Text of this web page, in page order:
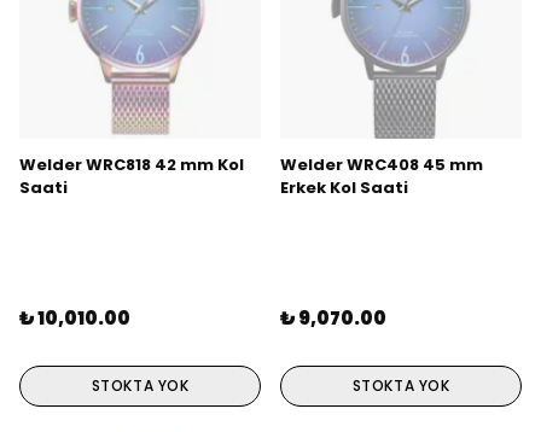
Welder WRC818 42 mm Kol
Saati
₺ 10,010.00
STOKTA YOK
Welder WRC408 45 mm
Erkek Kol Saati
₺ 9,070.00
STOKTA YOK